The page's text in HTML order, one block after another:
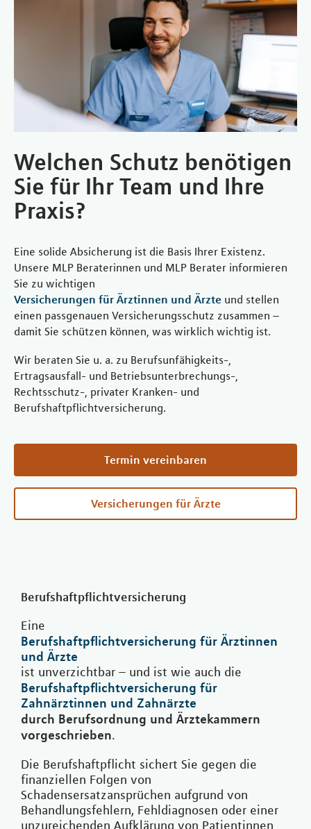
Welchen Schutz benötigen
Sie für Ihr Team und Ihre
Praxis?
Eine solide Absicherung ist die Basis Ihrer Existenz.
Unsere MLP Beraterinnen und MLP Berater informieren
Sie zu wichtigen
Versicherungen für Ärztinnen und Ärzte und stellen
einen passgenauen Versicherungsschutz zusammen –
damit Sie schützen können, was wirklich wichtig ist.
Wir beraten Sie u. a. zu Berufsunfähigkeits-,
Ertragsausfall- und Betriebsunterbrechungs-,
Rechtsschutz-, privater Kranken- und
Berufshaftpflichtversicherung.
Termin vereinbaren
Versicherungen für Ärzte
Berufshaftpflichtversicherung
Eine
Berufshaftpflichtversicherung für Ärztinnen
und Ärzte
ist unverzichtbar – und ist wie auch die
Berufshaftpflichtversicherung für
Zahnärztinnen und Zahnärzte
durch Berufsordnung und Ärztekammern
vorgeschrieben.
Die Berufshaftpflicht sichert Sie gegen die
finanziellen Folgen von
Schadensersatzansprüchen aufgrund von
Behandlungsfehlern, Fehldiagnosen oder einer
unzureichenden Aufklärung von Patientinnen